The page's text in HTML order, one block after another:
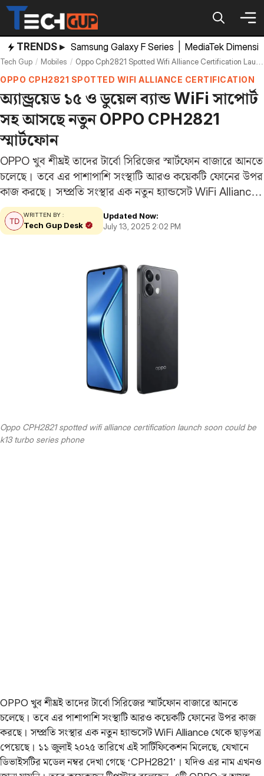
Skip
content
TRENDS ▸ Samsung Galaxy F Series MediaTek
Tech Gup Mobiles Oppo Cph2821 Spotted Wifi Alliance Certification Launch Soon Could Be K13 Turbo Series Phone
OPPO CPH2821 SPOTTED WIFI ALLIANCE CERTIFICATION
অ্যান্ড্রয়েড ১৫ ও ডুয়েল ব্যান্ড WiFi সাপোর্ট
সহ আসছে নতুন OPPO CPH2821
স্মার্টফোন
OPPO খুব শীঘ্রই তাদের টার্বো সিরিজের স্মার্টফোন বাজারে আনতে
চলেছে। তবে এর পাশাপাশি সংস্থাটি আরও কয়েকটি ফোনের উপর
কাজ করছে। সম্প্রতি সংস্থার এক নতুন হ্যান্ডসেট WiFi Alliance
থেকে ছাড়পত্র পেয়েছে। ১১ জুলাই ২০২৫ তারিখে এই
সার্টিফিকেশন মিলেছে, যেখানে ডিভাইসটির মডেল…
WRITTEN BY :
Tech Gup Desk
Updated Now:
July 13, 2025 2:02 PM
Oppo CPH2821 spotted wifi alliance certification launch soon could be
k13 turbo series phone
OPPO খুব শীঘ্রই তাদের টার্বো সিরিজের স্মার্টফোন বাজারে আনতে
চলেছে। তবে এর পাশাপাশি সংস্থাটি আরও কয়েকটি ফোনের উপর কাজ
করছে। সম্প্রতি সংস্থার এক নতুন হ্যান্ডসেট WiFi Alliance থেকে ছাড়পত্র
পেয়েছে। ১১ জুলাই ২০২৫ তারিখে এই সার্টিফিকেশন মিলেছে, যেখানে
ডিভাইসটির মডেল নম্বর দেখা গেছে ‘CPH2821’। যদিও এর নাম এখনও